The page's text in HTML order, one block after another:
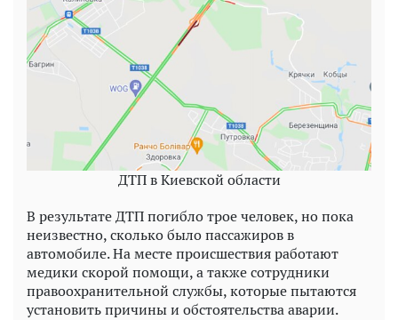
ДТП в Киевской области
В результате ДТП погибло трое человек, но пока
неизвестно, сколько было пассажиров в
автомобиле. На месте происшествия работают
медики скорой помощи, а также сотрудники
правоохранительной службы, которые пытаются
установить причины и обстоятельства аварии.